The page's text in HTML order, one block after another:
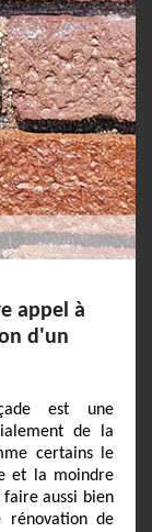
appel à
d'un
est une
de la
certains le
et la moindre
aussi bien
rénovation de